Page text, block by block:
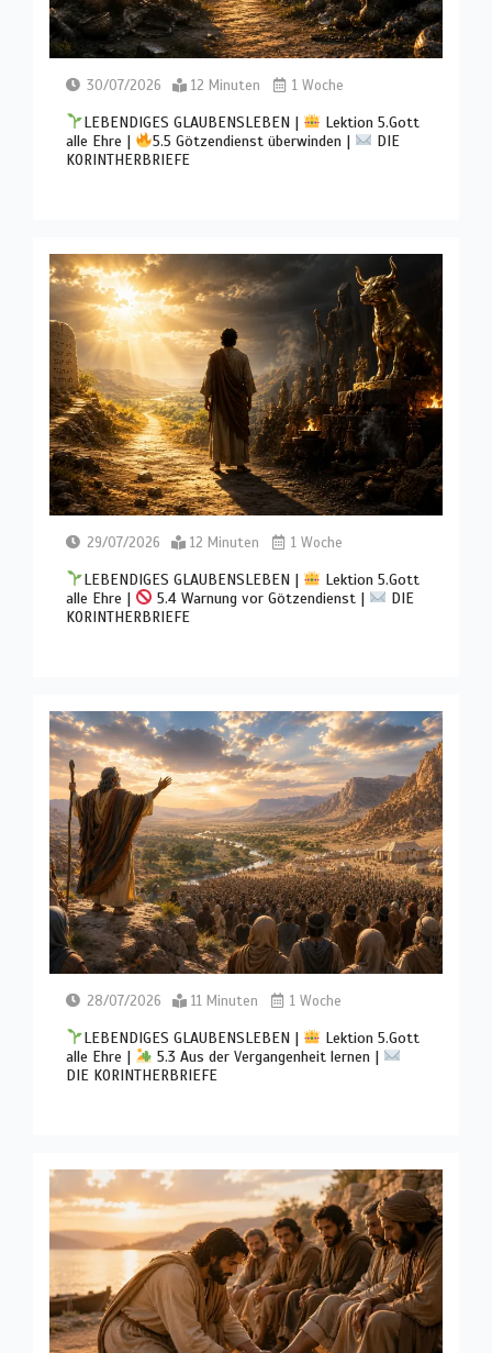
30/07/2026 12 Minuten 1 Woche
LEBENDIGES GLAUBENSLEBEN |
Lektion 5.Gott
alle Ehre |
5.5 Götzendienst überwinden |
DIE
KORINTHERBRIEFE
29/07/2026 12 Minuten 1 Woche
LEBENDIGES GLAUBENSLEBEN |
Lektion 5.Gott
alle Ehre |
5.4 Warnung vor Götzendienst |
DIE
KORINTHERBRIEFE
28/07/2026 11 Minuten 1 Woche
LEBENDIGES GLAUBENSLEBEN |
Lektion 5.Gott
alle Ehre |
5.3 Aus der Vergangenheit lernen |
DIE KORINTHERBRIEFE